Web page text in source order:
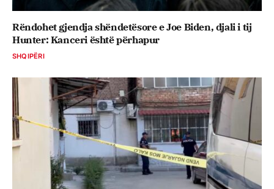
Rëndohet gjendja shëndetësore e Joe Biden, djali i tij
Hunter: Kanceri është përhapur
SHQIPËRI